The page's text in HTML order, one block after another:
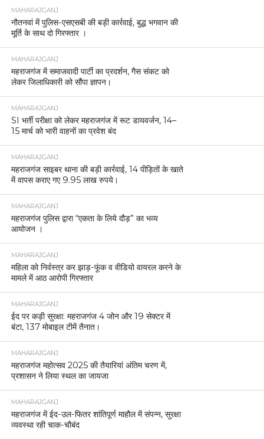
MAHARAJGANJ
नौतनवां में पुलिस-एसएसबी की बड़ी कार्रवाई, बुद्ध भगवान की
मूर्ति के साथ दो गिरफ्तार ।
MAHARAJGANJ
महराजगंज में समाजवादी पार्टी का प्रदर्शन, गैस संकट को
लेकर जिलाधिकारी को सौंपा ज्ञापन।
MAHARAJGANJ
SI भर्ती परीक्षा को लेकर महराजगंज में रूट डायवर्जन, 14–
15 मार्च को भारी वाहनों का प्रवेश बंद
MAHARAJGANJ
महराजगंज साइबर थाना की बड़ी कार्रवाई, 14 पीड़ितों के खाते
में वापस कराए गए 9.95 लाख रुपये।
MAHARAJGANJ
महराजगंज पुलिस द्वारा “एकता के लिये दौड़” का भव्य
आयोजन ।
MAHARAJGANJ
महिला को निर्वस्त्र कर झाड़-फूंक व वीडियो वायरल करने के
मामले में आठ आरोपी गिरफ्तार
MAHARAJGANJ
ईद पर कड़ी सुरक्षा: महराजगंज 4 जोन और 19 सेक्टर में
बंटा, 137 मोबाइल टीमें तैनात।
MAHARAJGANJ
महराजगंज महोत्सव 2025 की तैयारियां अंतिम चरण में,
प्रशासन ने लिया स्थल का जायजा
MAHARAJGANJ
महराजगंज में ईद-उल-फितर शांतिपूर्ण माहौल में संपन्न, सुरक्षा
व्यवस्था रही चाक-चौबंद